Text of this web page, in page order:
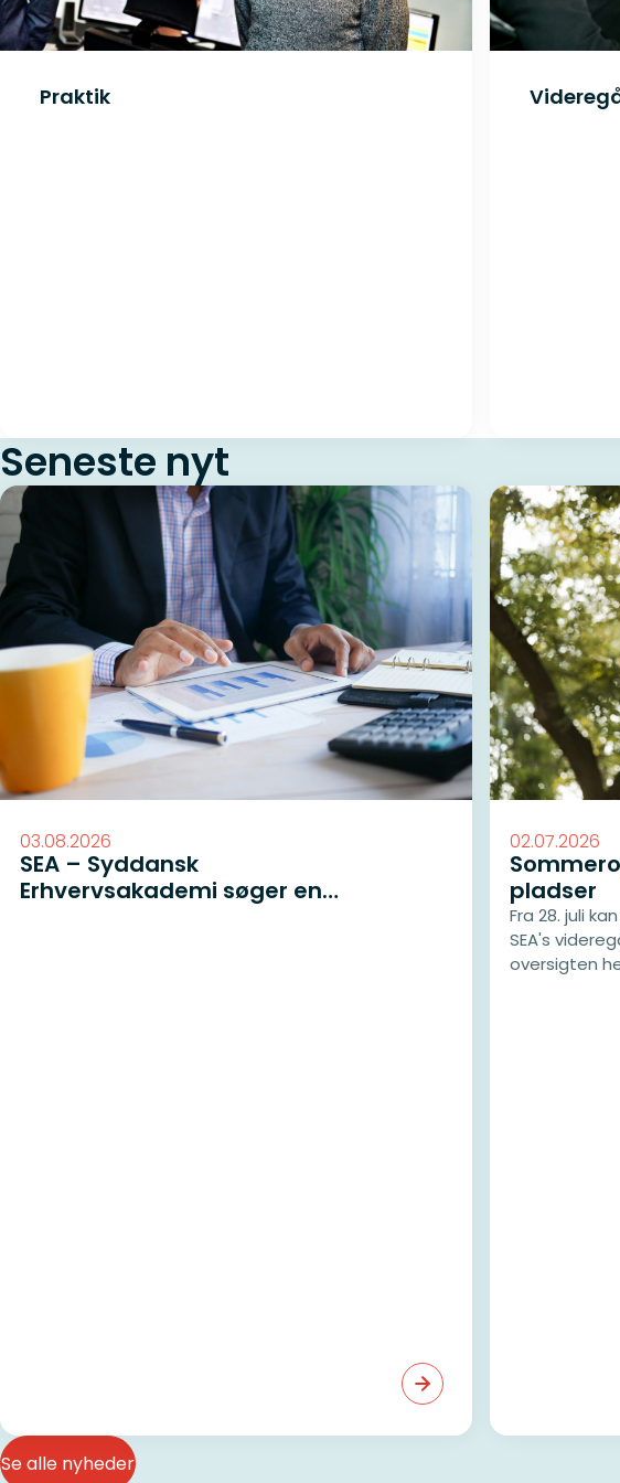
grundigt, hvordan du vil arbejde med at udvikle din forretningsidé i de 10
Praktik
Seneste nyt
03.08.2026
SEA – Syddansk
Erhvervsakademi søger en
02.07.2026
pladser
Fra 28. juli
SEA's
oversigten
Se alle nyheder